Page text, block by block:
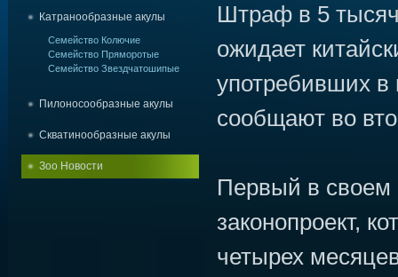
Катранообразные акулы
Семейство Колючие
Семейство Пряморотые
Семейство Звездчатошипые
Пилоносообразные акулы
Скватинообразные акулы
Зоо Новости
Штраф в 5
ожидает
употребивших в
сообщают во
Первый в своем
законопроект,
четырех